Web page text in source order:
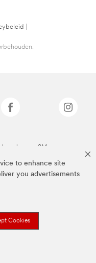
to enhance site
you advertisements
Cookies
van 3M.we